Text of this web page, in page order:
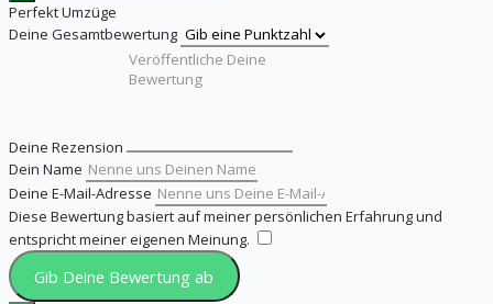
Perfekt Umzüge
Deine Gesamtbewertung
Deine Rezension
Dein Name
Deine E-Mail-Adresse
Diese Bewertung basiert auf meiner persönlichen Erfahrung und
entspricht meiner eigenen Meinung.
Gib Deine Bewertung ab